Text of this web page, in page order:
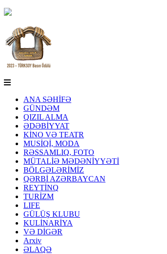
ANA SƏHİFƏ
GÜNDƏM
QIZIL ALMA
ƏDƏBİYYAT
KİNO VƏ TEATR
MUSİQİ, MODA
RƏSSAMLIQ, FOTO
MÜTALİƏ MƏDƏNİYYƏTİ
BÖLGƏLƏRİMİZ
QƏRBİ AZƏRBAYCAN
REYTİNQ
TURİZM
LIFE
GÜLÜŞ KLUBU
KULİNARİYA
VƏ DİGƏR
Arxiv
ƏLAQƏ